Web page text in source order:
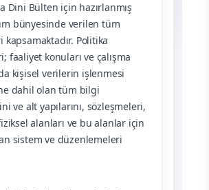
Dini Bülten için hazırlanmış
bünyesinde verilen tüm
kapsamaktadır. Politika
faaliyet konuları ve çalışma
kişisel verilerin işlenmesi
dahil olan tüm bilgi
ve alt yapılarını, sözleşmeleri,
alanları ve bu alanlar için
sistem ve düzenlemeleri